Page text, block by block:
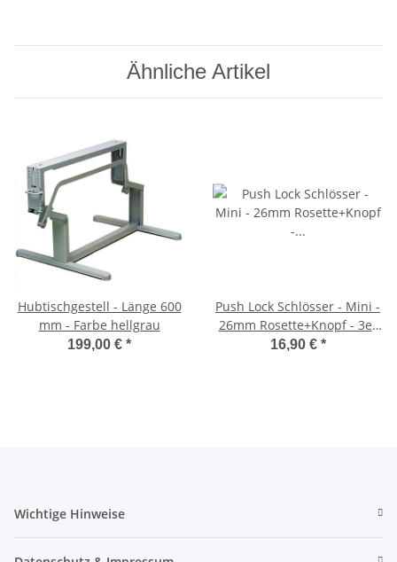
Ähnliche Artikel
Hubtischgestell - Länge 600
mm - Farbe hellgrau
199,00 € *
Push Lock Schlösser - Mini -
26mm Rosette+Knopf - 3er
Set - hellgrau
16,90 € *
Wichtige Hinweise